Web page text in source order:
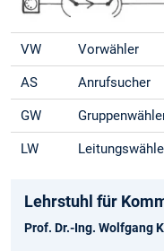
VW Vorwähler
AS Anrufsucher
GW
LW
Lehrstuhl für
Prof. Dr.-Ing. Wolfgang